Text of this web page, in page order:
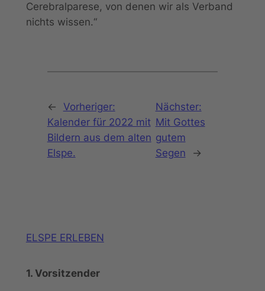
Cerebralparese, von denen wir als Verband
nichts wissen.“
←
Vorheriger:
Kalender für 2022 mit
Bildern aus dem alten
Elspe.
Nächster:
Mit Gottes
gutem
Segen
→
ELSPE ERLEBEN
1. Vorsitzender